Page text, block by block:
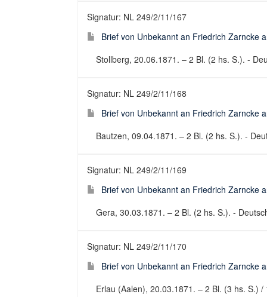
Signatur: NL 249/2/11/167
Brief von Unbekannt an Friedrich Zarncke
Stollberg, 20.06.1871. – 2 Bl. (2 hs. S.). -
Signatur: NL 249/2/11/168
Brief von Unbekannt an Friedrich Zarncke
Bautzen, 09.04.1871. – 2 Bl. (2 hs. S.). -
Signatur: NL 249/2/11/169
Brief von Unbekannt an Friedrich Zarncke
Gera, 30.03.1871. – 2 Bl. (2 hs. S.). -
Signatur: NL 249/2/11/170
Brief von Unbekannt an Friedrich Zarncke
Erlau (Aalen), 20.03.1871. – 2 Bl. (3 hs. S.)